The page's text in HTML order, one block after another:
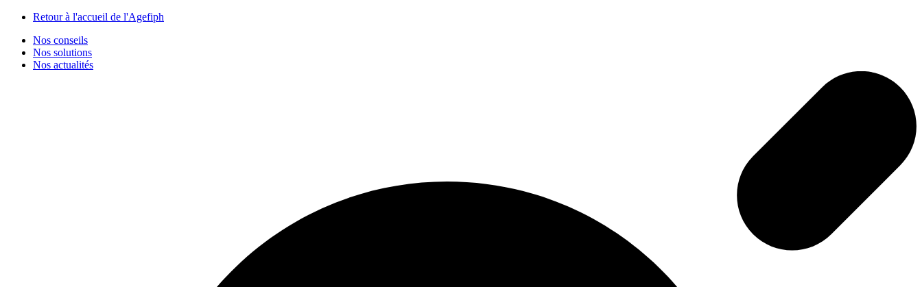
Retour à l'accueil de l'Agefiph
Nos conseils
Nos solutions
Nos actualités